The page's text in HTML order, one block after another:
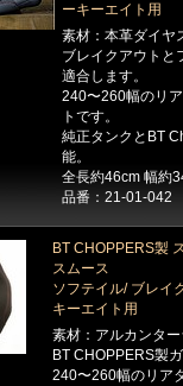
ーキーエイト用
素材：本革ダイヤ
ブレイクアウトと
適合します。
240〜260幅のリ
トです。
純正タンクとBT
能。
全長約46cm 幅約
品番：21-01-042
BT CHOPPERS製
スムース
ソフテイル/ ブレイ
キーエイト用
素材：アルカンタ
BT CHOPPERS製
240〜260幅のリア